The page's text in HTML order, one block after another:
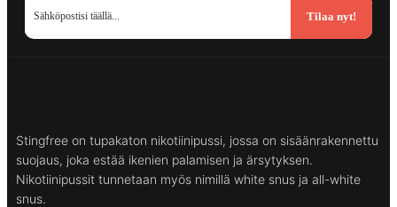
Tilaa nyt!
Stingfree on tupakaton nikotiinipussi, jossa on sisäänrakennettu
suojaus, joka estää ikenien palamisen ja ärsytyksen.
Nikotiinipussit tunnetaan myös nimillä white snus ja all-white
snus.